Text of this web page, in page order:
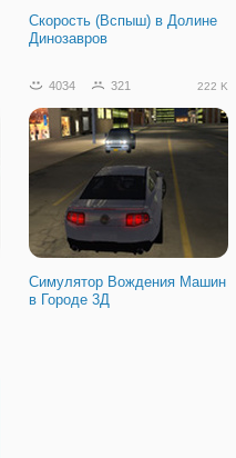
Скорость (Вспыш) в Долине
Динозавров
4034 321 222 K
Симулятор Вождения Машин
в Городе 3Д